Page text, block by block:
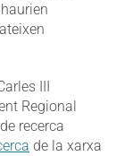
III
Regional
recerca
de la xarxa